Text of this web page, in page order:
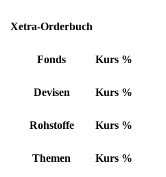
Xetra-Orderbuch
Fonds Kurs %
Devisen Kurs %
Rohstoffe Kurs %
Themen Kurs %